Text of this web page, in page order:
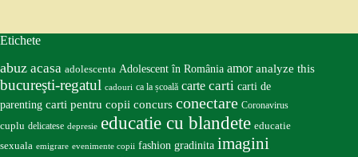
Etichete
abuz acasa adolescenta Adolescent în România amor analyze this
bucureşti-regatul cadouri ca la școală carte carti carti de
parenting carti pentru copii concurs conectare Coronavirus
cuplu delicatese depresie educatie cu blandete educatie
sexuala emigrare evenimente copii fashion gradinita imagini